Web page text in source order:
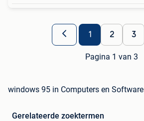
1 2 3
Pagina 1 van 3
windows 95 in Computers en Software
Gerelateerde zoektermen